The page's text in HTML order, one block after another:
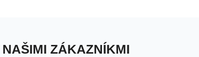
NAŠIMI ZÁKAZNÍKMI